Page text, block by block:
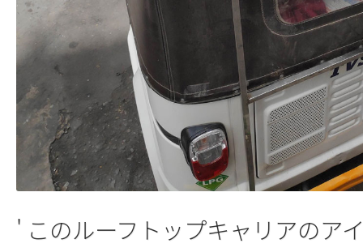
' このルーフトップキャリアのア